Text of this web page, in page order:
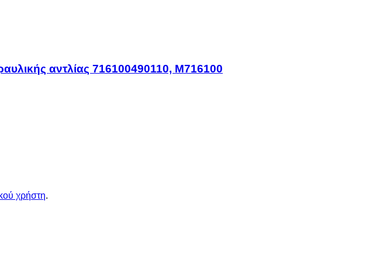
αντλίας 716100490110, M716100
χρήστη.